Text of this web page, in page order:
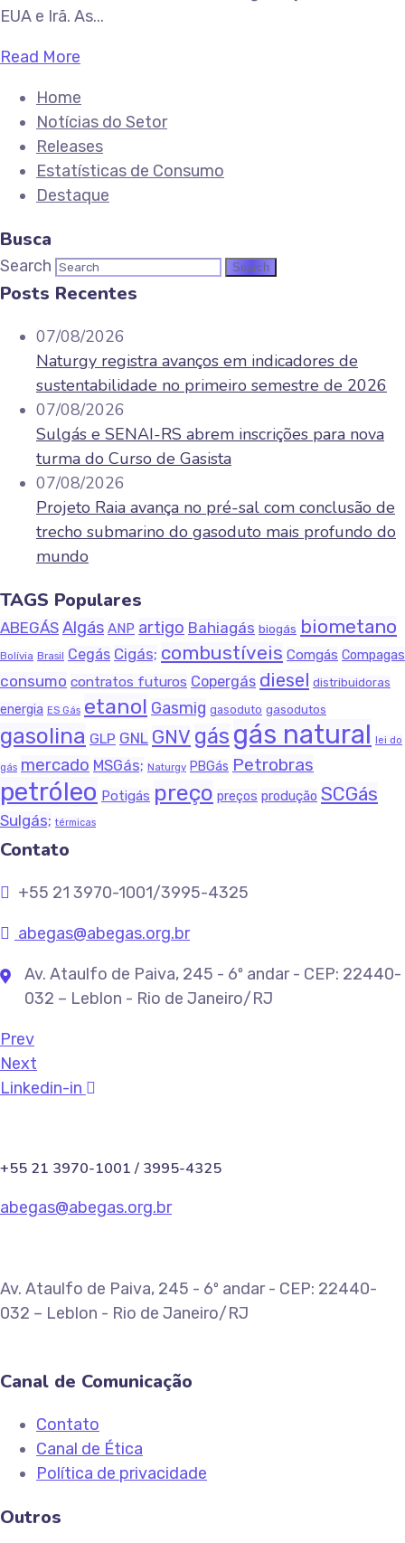
EUA e Irã. As...
Read More
Home
Notícias do Setor
Releases
Estatísticas de Consumo
Destaque
Busca
Search
Posts Recentes
07/08/2026
Naturgy registra avanços em indicadores de
sustentabilidade no primeiro semestre de 2026
07/08/2026
Sulgás e SENAI-RS abrem inscrições para nova
turma do Curso de Gasista
07/08/2026
Projeto Raia avança no pré-sal com conclusão de
trecho submarino do gasoduto mais profundo do
mundo
TAGS Populares
ABEGÁS Algás ANP artigo Bahiagás biogás biometano
Bolívia Brasil Cegás Cigás; combustíveis Comgás Compagas
consumo contratos futuros Copergás diesel distribuidoras
energia ES Gás etanol Gasmig gasoduto gasodutos
gasolina GLP GNL GNV gás gás natural lei do
gás mercado MSGás; Naturgy PBGás Petrobras
petróleo Potigás preço preços produção SCGás
Sulgás; térmicas
Contato
+55 21 3970-1001/3995-4325
abegas@abegas.org.br
Av. Ataulfo de Paiva, 245 - 6º andar - CEP: 22440-
032 – Leblon - Rio de Janeiro/RJ
Prev
Next
Linkedin-in
+55 21 3970-1001 / 3995-4325
abegas@abegas.org.br
Av. Ataulfo de Paiva, 245 - 6º andar - CEP: 22440-
032 – Leblon - Rio de Janeiro/RJ
Canal de Comunicação
Contato
Canal de Ética
Política de privacidade
Outros